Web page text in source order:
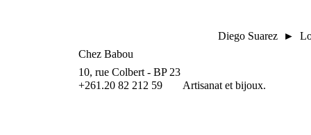
Diego Suarez ►
Chez Babou
10, rue Colbert - BP 23
+261.20 82 212 59
Artisanat et bijoux.